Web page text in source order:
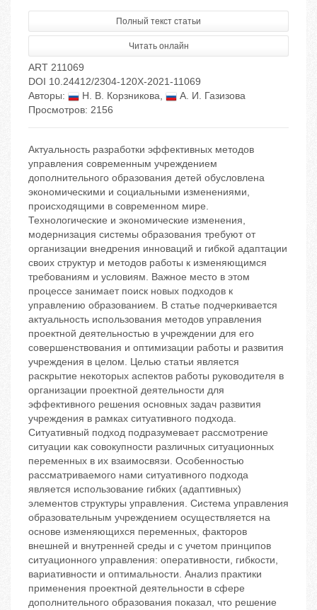
Полный текст статьи
Читать онлайн
ART 211069
DOI 10.24412/2304-120X-2021-11069
Авторы:
Н. В. Корзникова,
А. И. Газизова
Просмотров: 2156
Актуальность разработки эффективных методов
управления современным учреждением
дополнительного образования детей обусловлена
экономическими и социальными изменениями,
происходящими в современном мире.
Технологические и экономические изменения,
модернизация системы образования требуют от
организации внедрения инноваций и гибкой адаптации
своих структур и методов работы к изменяющимся
требованиям и условиям. Важное место в этом
процессе занимает поиск новых подходов к
управлению образованием. В статье подчеркивается
актуальность использования методов управления
проектной деятельностью в учреждении для его
совершенствования и оптимизации работы и развития
учреждения в целом. Целью статьи является
раскрытие некоторых аспектов работы руководителя в
организации проектной деятельности для
эффективного решения основных задач развития
учреждения в рамках ситуативного подхода.
Ситуативный подход подразумевает рассмотрение
ситуации как совокупности различных ситуационных
переменных в их взаимосвязи. Особенностью
рассматриваемого нами ситуативного подхода
является использование гибких (адаптивных)
элементов структуры управления. Система управления
образовательным учреждением осуществляется на
основе изменяющихся переменных, факторов
внешней и внутренней среды и с учетом принципов
ситуационного управления: оперативности, гибкости,
вариативности и оптимальности. Анализ практики
применения проектной деятельности в сфере
дополнительного образования показал, что решение